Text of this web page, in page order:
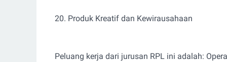
20. Produk Kreatif dan Kewirausahaan
Peluang kerja dari jurusan RPL ini adalah: